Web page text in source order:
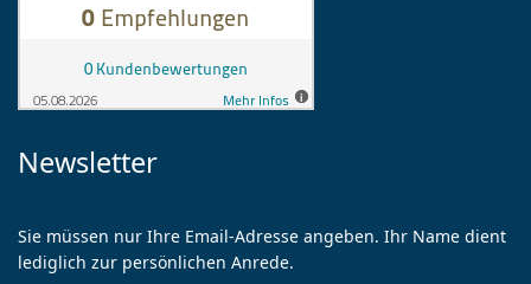
Newsletter
Sie müssen nur Ihre Email-Adresse angeben. Ihr Name dient
lediglich zur persönlichen Anrede.